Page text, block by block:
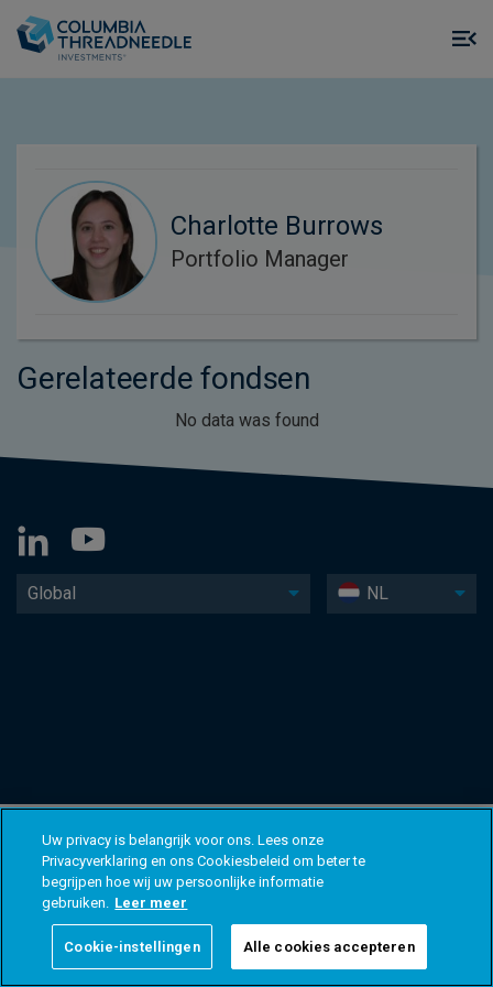
Charlotte Burrows
Portfolio Manager
Gerelateerde fondsen
No data was found
Global NL
Uw privacy is belangrijk voor ons. Lees onze
Privacyverklaring en ons Cookiesbeleid om beter te
begrijpen hoe wij uw persoonlijke informatie
gebruiken. Leer meer
Cookie-instellingen Alle cookies accepteren